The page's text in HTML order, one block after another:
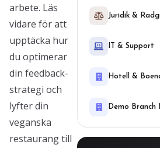
arbete. Läs
vidare för att
upptäcka hur
du optimerar
din feedback-
strategi och
lyfter din
veganska
restaurang till
Juridik &
IT & Support
Hotell &
Demo Branch